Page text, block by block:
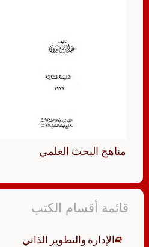
مناهج البحث العلمي
قائمة أقسام الكتب
الإدارة والتطوير الذاتي